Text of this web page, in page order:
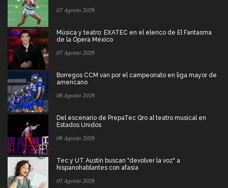
07 Agosto 2026
Música y teatro: EXATEC en el elenco de El Fantasma
de la Ópera México
07 Agosto 2026
Borregos CCM van por el campeonato en liga mayor de
americano
06 Agosto 2026
Del escenario de PrepaTec Qro al teatro musical en
Estados Unidos
06 Agosto 2026
Tec y UT Austin buscan "devolver la voz" a
hispanohablantes con afasia
05 Agosto 2026